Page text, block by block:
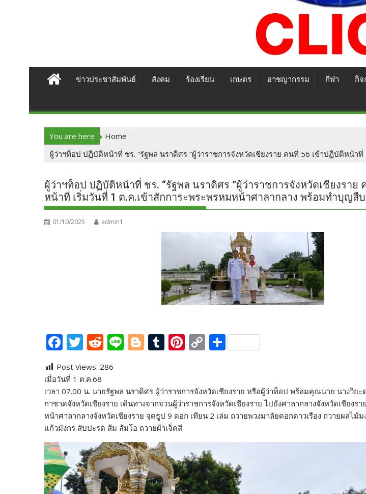
ข่าวประชาสัมพันธ์ สังคม ร้องเรียน เกษตร อาชญากรรม กีฬา กิจ
You are here
Home
ผู้ว่าฯท็อป ปฏิบัติหน้าที่ ชร. “รัฐพล นราดิศร ”ผู้ว่าราชการจังหวัดเชียงราย คนที่ 56 เข้าปฏิบัติหน้
ผู้ว่าฯท็อป ปฏิบัติหน้าที่ ชร. “รัฐพล นราดิศร ”ผู้ว่าราชการจังหวัดเชียงราย
หน้าที่ เริ่มวันที่ 1 ต.ค.เข้าสักการะพระพรหมหน้าศาลากลาง พร้อมทำบุญสื
01/10/2025 admin1
F
e
b
o
o
k
T
itt
er
R
d
di
t
Li Bl
g
er
T
bl
r
Pi
e
st
C
y
Li
n
k
S
e
Post Views: 286
เมื่อวันที่ 1 ต.ค.68
เวลา 07.00 น. นายรัฐพล นราดิศร ผู้ว่าราชการจังหวัดเชียงราย หรือผู้ว่าท็อป พร้อมคุณนาย นางวิยะ
กาชาดจังหวัดเชียงราย เดินทางจากจวนผู้ว่าราชการจังหวัดเชียงราย ไปยังศาลากลางจังหวัดเชียงร
หน้าศาลากลางจังหวัดเชียงราย จุดธูป 9 ดอก เทียน 2 เล่ม ถวายพวงมาลัยดอกดาวเรือง ถวายผลไม้
แก้วมังกร สับปะรด ส้ม ส้มโอ ถวายผ้าเจ็ดสี